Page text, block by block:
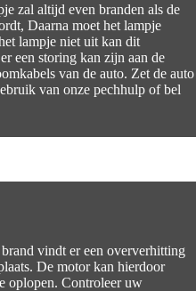
zal altijd even branden als de
Daarna moet het lampje
lampje niet uit kan dit
een storing kan zijn aan de
van de auto. Zet de auto
van onze pechhulp of bel
vindt er een oververhitting
De motor kan hierdoor
oplopen. Controleer uw